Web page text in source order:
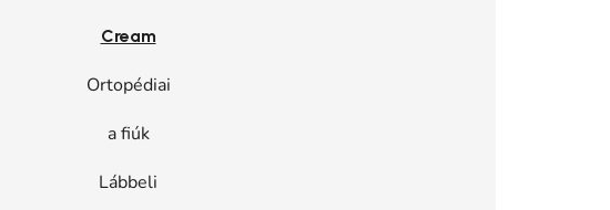
Cream
Ortopédiai
a fiúk
Lábbeli